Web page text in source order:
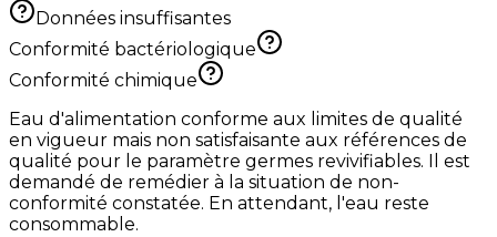
Données insuffisantes
Conformité bactériologique
Conformité chimique
Eau d'alimentation conforme aux limites de qualité
en vigueur mais non satisfaisante aux références de
qualité pour le paramètre germes revivifiables. Il est
demandé de remédier à la situation de non-
conformité constatée. En attendant, l'eau reste
consommable.